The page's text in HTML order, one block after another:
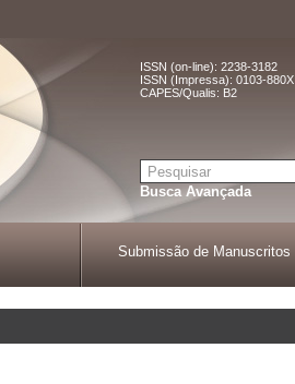
ISSN (on-line): 2238-3182
ISSN (Impressa): 0103-880X
CAPES/Qualis: B2
Busca Avançada
Submissão de Manuscritos